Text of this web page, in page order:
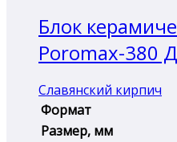
Блок
Poromax-380
Славянский кирпич
Формат
Размер, мм